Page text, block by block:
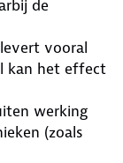
de
vooral
kan het effect
werking
(zoals